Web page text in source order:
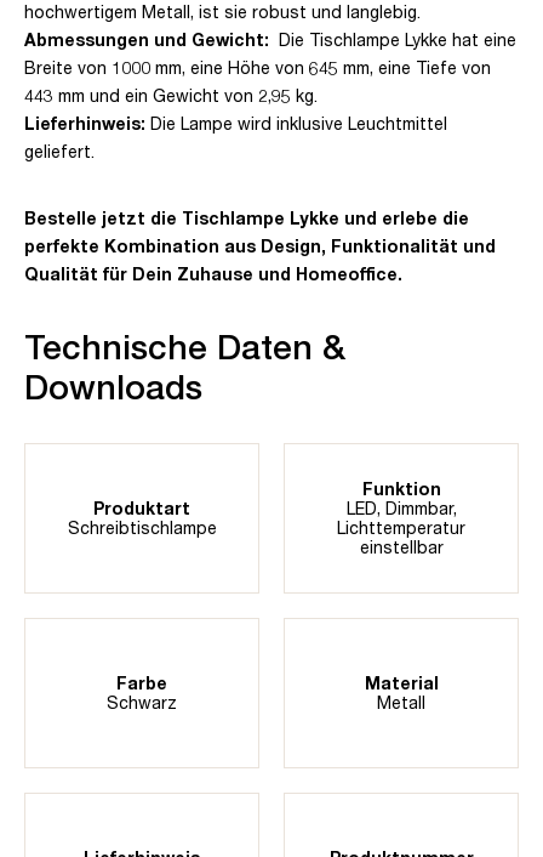
hochwertigem Metall, ist sie robust und langlebig.
Abmessungen und Gewicht: Die Tischlampe Lykke hat eine
Breite von 1000 mm, eine Höhe von 645 mm, eine Tiefe von
443 mm und ein Gewicht von 2,95 kg.
Lieferhinweis: Die Lampe wird inklusive Leuchtmittel
geliefert.
Bestelle jetzt die Tischlampe Lykke und erlebe die
perfekte Kombination aus Design, Funktionalität und
Qualität für Dein Zuhause und Homeoffice.
Technische Daten &
Downloads
Produktart
Schreibtischlampe
Funktion
LED, Dimmbar,
Lichttemperatur
einstellbar
Farbe
Schwarz
Material
Metall